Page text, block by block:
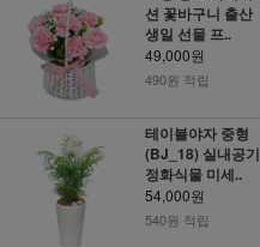
션 꽃바구니 출산
생일 선물 프..
49,000원
490원 적립
테이블야자 중형
(BJ_18) 실내공기
정화식물 미세..
54,000원
540원 적립